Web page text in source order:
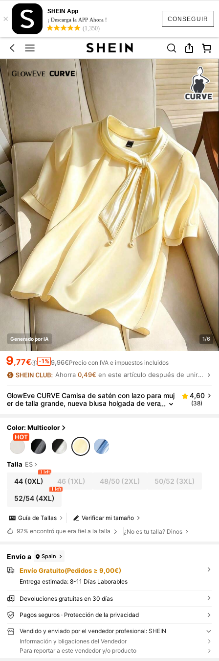
CONSEGUIR
×
SHEIN App
¡ Descarga la APP Ahora !
(1,350)
Generado por IA 1/6
9,77€ -1% 9,96€Precio con IVA e impuestos incluidos
Ahorra0,49€ en este artículo después de unirte.
GlowEve CURVE Camisa de satén con lazo para muj
er de talla grande, nueva blusa holgada de vera
4,60
(38)
Color: Multicolor
Talla ES
44(0XL)
1 left
46 (1XL) 48/50(2XL) 50/52 (3XL)
52/54(4XL)
1 left
Verificar mi tamaño
Guía de Tallas
92% encontró que era fiel a la talla ¿No es tu talla? Dinos
Envío a Spain
Envío Gratuito(Pedidos ≥ 9,00€)
Entrega estimada: 8-11 Días Laborables
Devoluciones gratuitas en 30 días
Pagos seguros · Protección de la privacidad
Vendido y enviado por el vendedor profesional: SHEIN
Información y bligaciones del Vendedor
Para reportar a este vendedor y/o producto